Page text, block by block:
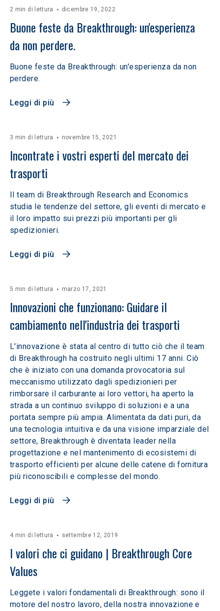
2 min di lettura dicembre 19, 2022
Buone feste da Breakthrough: un'esperienza
da non perdere.
Buone feste da Breakthrough: un'esperienza da non
perdere.
Leggi di più
3 min di lettura novembre 15, 2021
Incontrate i vostri esperti del mercato dei
trasporti
Il team di Breakthrough Research and Economics
studia le tendenze del settore, gli eventi di mercato e
il loro impatto sui prezzi più importanti per gli
spedizionieri.
Leggi di più
5 min di lettura marzo 17, 2021
Innovazioni che funzionano: Guidare il
cambiamento nell'industria dei trasporti
L'innovazione è stata al centro di tutto ciò che il team
di Breakthrough ha costruito negli ultimi 17 anni. Ciò
che è iniziato con una domanda provocatoria sul
meccanismo utilizzato dagli spedizionieri per
rimborsare il carburante ai loro vettori, ha aperto la
strada a un continuo sviluppo di soluzioni e a una
portata sempre più ampia. Alimentata da dati puri, da
una tecnologia intuitiva e da una visione imparziale del
settore, Breakthrough è diventata leader nella
progettazione e nel mantenimento di ecosistemi di
trasporto efficienti per alcune delle catene di fornitura
più riconoscibili e complesse del mondo.
Leggi di più
4 min di lettura settembre 12, 2019
I valori che ci guidano | Breakthrough Core
Values
Leggete i valori fondamentali di Breakthrough: sono il
motore del nostro lavoro, della nostra innovazione e